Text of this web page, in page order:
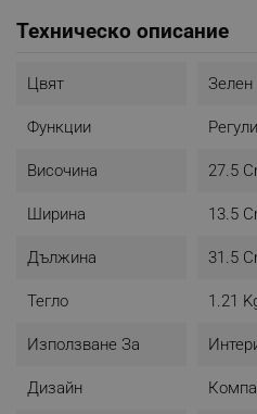
Техническо описание
Цвят Зелен
Функции
Височина 27.5
Ширина 13.5
Дължина 31.5
Тегло 1.21
Използване За
Дизайн